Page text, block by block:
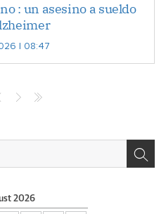
: un asesino a sueldo
| 08:47
2026